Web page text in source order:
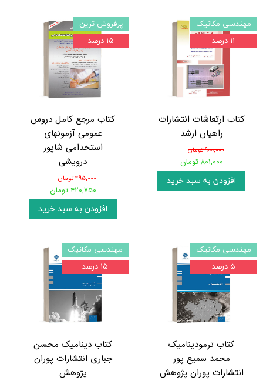
کتاب ارتعاشات انتشارات
راهیان ارشد
۹۰۰,۰۰۰ تومان
۸۰۱,۰۰۰ تومان
افزودن به سبد خرید
مهندسی مکانیک
۱۱ درصد
کتاب مرجع کامل دروس
عمومی آزمونهای
استخدامی شاپور
درویشی
۴۹۵,۰۰۰ تومان
۴۲۰,۷۵۰ تومان
افزودن به سبد خرید
پرفروش ترین
۱۵ درصد
کتاب ترمودینامیک
محمد سمیع پور
انتشارات پوران پژوهش
مهندسی مکانیک
۵ درصد
کتاب دینامیک محسن
جباری انتشارات پوران
پژوهش
مهندسی مکانیک
۱۵ درصد